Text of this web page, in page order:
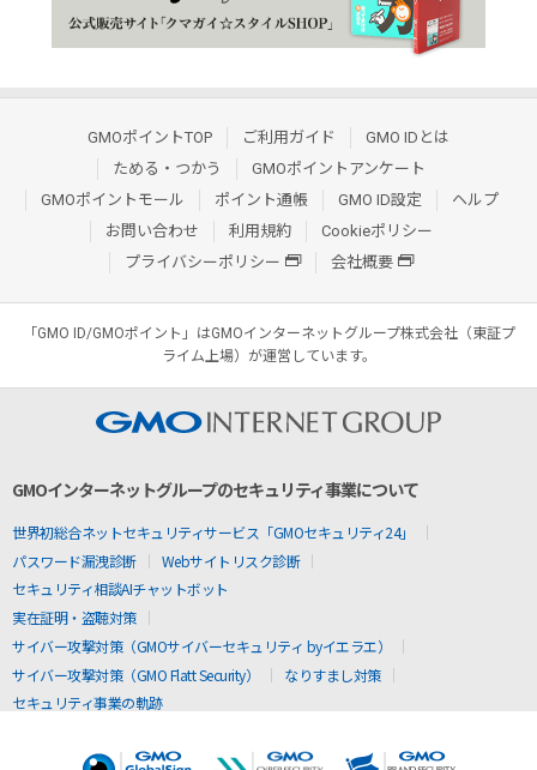
GMOポイントTOP ご利用ガイド
GMO IDとは
ためる・つかう
GMOポイントアンケート
GMOポイントモール
ポイント通帳 GMO ID設定
ヘルプ
お問い合わせ
利用規約
Cookieポリシー
プライバシーポリシー
会社概要
「GMO ID/GMOポイント」はGMOインターネットグループ株式会社（東証プ
ライム上場）が運営しています。
GMOインターネットグループのセキュリティ事業について
世界初総合ネットセキュリティサービス「GMOセキュリティ24」
パスワード漏洩診断
Webサイトリスク診断
セキュリティ相談AIチャットボット
実在証明・盗聴対策
サイバー攻撃対策（GMOサイバーセキュリティ byイエラエ）
サイバー攻撃対策（GMO Flatt Security）
なりすまし対策
セキュリティ事業の軌跡